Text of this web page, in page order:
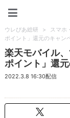
ウレぴあ総研 > スマホ
ポイント」還元のキャン
楽天モバイル
ポイント」還
2022.3.8 16:30配信